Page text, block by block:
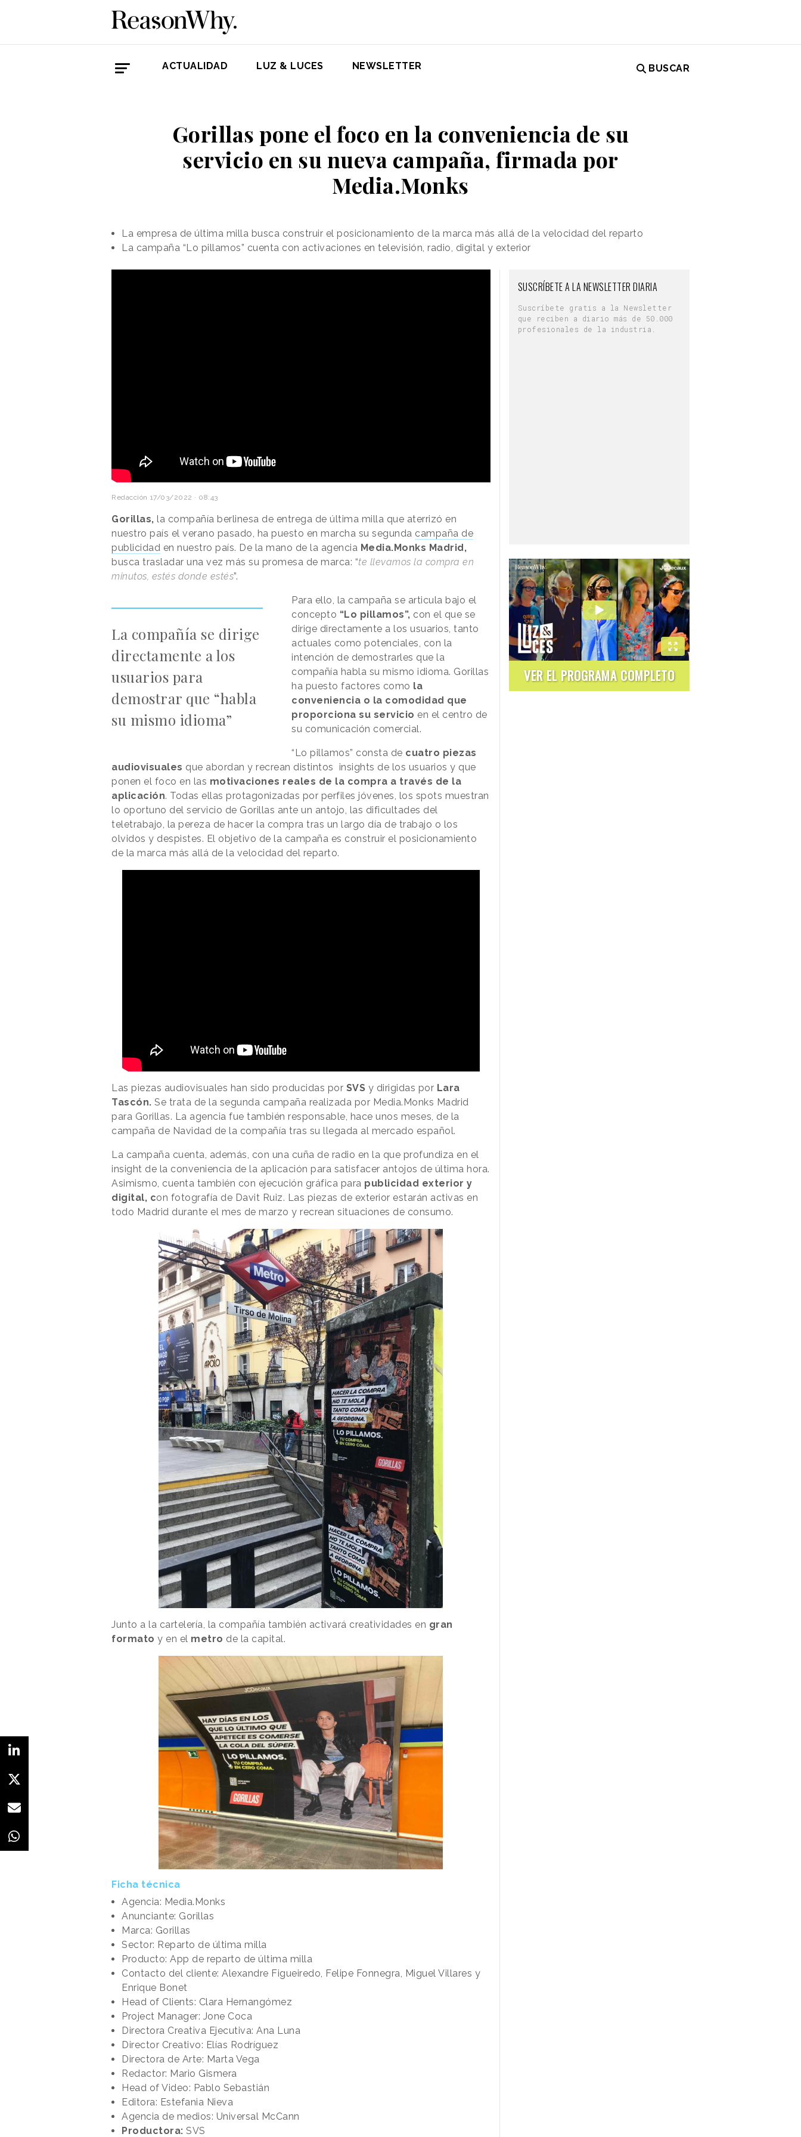
ACTUALIDAD LUZ & LUCES NEWSLETTER BUSCAR
Gorillas pone el foco en la conveniencia de su
servicio en su nueva campaña, firmada por
Media.Monks
La empresa de última milla busca construir el posicionamiento de la marca más allá de la velocidad del reparto
La campaña “Lo pillamos” cuenta con activaciones en televisión, radio, digital y exterior
Redacción 17/03/2022 · 08:43
Gorillas, la compañía berlinesa de entrega de última milla que aterrizó en
nuestro país el verano pasado, ha puesto en marcha su segunda campaña de
publicidad en nuestro país. De la mano de la agencia Media.Monks Madrid,
busca trasladar una vez más su promesa de marca: “te llevamos la compra en
minutos, estés donde estés”.
La compañía se dirige
directamente a los
usuarios para
demostrar que “habla
su mismo idioma”
Para ello, la campaña se articula bajo el
concepto “Lo pillamos”, con el que se
dirige directamente a los usuarios, tanto
actuales como potenciales, con la
intención de demostrarles que la
compañía habla su mismo idioma. Gorillas
ha puesto factores como la
conveniencia o la comodidad que
proporciona su servicio en el centro de
su comunicación comercial.
“Lo pillamos” consta de cuatro piezas
audiovisuales que abordan y recrean distintos insights de los usuarios y que
ponen el foco en las motivaciones reales de la compra a través de la
aplicación. Todas ellas protagonizadas por perfiles jóvenes, los spots muestran
lo oportuno del servicio de Gorillas ante un antojo, las dificultades del
teletrabajo, la pereza de hacer la compra tras un largo día de trabajo o los
olvidos y despistes. El objetivo de la campaña es construir el posicionamiento
de la marca más allá de la velocidad del reparto.
Las piezas audiovisuales han sido producidas por SVS y dirigidas por Lara
Tascón. Se trata de la segunda campaña realizada por Media.Monks Madrid
para Gorillas. La agencia fue también responsable, hace unos meses, de la
campaña de Navidad de la compañía tras su llegada al mercado español.
La campaña cuenta, además, con una cuña de radio en la que profundiza en el
insight de la conveniencia de la aplicación para satisfacer antojos de última hora.
Asimismo, cuenta también con ejecución gráfica para publicidad exterior y
digital, con fotografía de Davit Ruiz. Las piezas de exterior estarán activas en
todo Madrid durante el mes de marzo y recrean situaciones de consumo.
Junto a la cartelería, la compañía también activará creatividades en gran
formato y en el metro de la capital.
Ficha técnica
Agencia: Media.Monks
Anunciante: Gorillas
Marca: Gorillas
Sector: Reparto de última milla
Producto: App de reparto de última milla
Contacto del cliente: Alexandre Figueiredo, Felipe Fonnegra, Miguel Villares y
Enrique Bonet
Head of Clients: Clara Hernangómez
Project Manager: Jone Coca
Directora Creativa Ejecutiva: Ana Luna
Director Creativo: Elías Rodríguez
Directora de Arte: Marta Vega
Redactor: Mario Gismera
Head of Video: Pablo Sebastián
Editora: Estefania Nieva
Agencia de medios: Universal McCann
Productora: SVS
SUSCRÍBETE A LA NEWSLETTER DIARIA
Suscríbete gratis a la Newsletter
que reciben a diario más de 50.000
profesionales de la industria.
VER EL PROGRAMA COMPLETO